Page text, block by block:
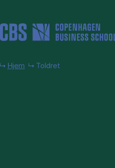
Hjem Toldret